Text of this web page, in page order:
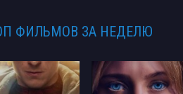
ФИЛЬМОВ ЗА НЕДЕЛЮ